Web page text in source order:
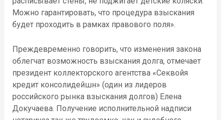
Можно гарантировать, что процедура взыскания
будет проходить в рамках правового поля».
Преждевременно говорить, что изменения закона
облегчат возможность взыскания долга, отмечает
президент коллекторского агентства «Секвойя
кредит консолидейшн» (один из лидеров
российского рынка взыскания долгов) Елена
Докучаева. Получение исполнительной надписи